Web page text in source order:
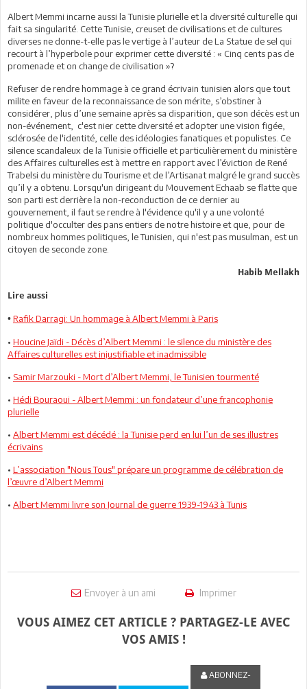
Albert Memmi incarne aussi la Tunisie plurielle et la diversité culturelle qui
fait sa singularité. Cette Tunisie, creuset de civilisations et de cultures
diverses ne donne-t-elle pas le vertige à l’auteur de La Statue de sel qui
recourt à l’hyperbole pour exprimer cette diversité : « Cinq cents pas de
promenade et on change de civilisation »?
Refuser de rendre hommage à ce grand écrivain tunisien alors que tout
milite en faveur de la reconnaissance de son mérite, s’obstiner à
considérer, plus d’une semaine après sa disparition, que son décès est un
non-événement, c'est nier cette diversité et adopter une vision figée,
sclérosée de l'identité, celle des idéologies fanatiques et populistes. Ce
silence scandaleux de la Tunisie officielle et particulièrement du ministère
des Affaires culturelles est à mettre en rapport avec l’éviction de René
Trabelsi du ministère du Tourisme et de l’Artisanat malgré le grand succès
qu’il y a obtenu. Lorsqu'un dirigeant du Mouvement Echaab se flatte que
son parti est derrière la non-reconduction de ce dernier au
gouvernement, il faut se rendre à l'évidence qu'il y a une volonté
politique d'occulter des pans entiers de notre histoire et que, pour de
nombreux hommes politiques, le Tunisien, qui n'est pas musulman, est un
citoyen de seconde zone.
Habib Mellakh
Lire aussi
• Rafik Darragi: Un hommage à Albert Memmi à Paris
• Houcine Jaïdi - Décès d’Albert Memmi : le silence du ministère des
Affaires culturelles est injustifiable et inadmissible
• Samir Marzouki - Mort d’Albert Memmi, le Tunisien tourmenté
• Hédi Bouraoui - Albert Memmi : un fondateur d’une francophonie
plurielle
• Albert Memmi est décédé : la Tunisie perd en lui l’un de ses illustres
écrivains
• L’association "Nous Tous" prépare un programme de célébration de
l’œuvre d’Albert Memmi
• Albert Memmi livre son Journal de guerre 1939-1943 à Tunis
Envoyer à un ami Imprimer
VOUS AIMEZ CET ARTICLE ? PARTAGEZ-LE AVEC
VOS AMIS !
ABONNEZ-